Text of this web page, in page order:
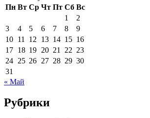
Пн Вт Ср Чт Пт Сб Вс
1
2
3
4 5 6 7 8
9
10 11 12 13 14 15 16
17 18 19 20 21 22 23
24 25 26 27 28 29 30
31
« Май
Рубрики